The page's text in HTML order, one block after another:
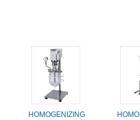
HOMOGENIZING